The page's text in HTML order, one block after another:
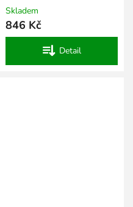
Skladem
846 Kč
Detail